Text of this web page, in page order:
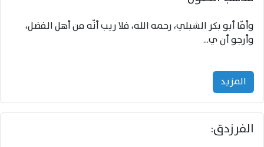
وأمّا أبو بكر الشبلي، رحمه الله، فلا ريب أنّه من أهل الفضل،
وأرجو أن ي...
المزید
الفرزدق: